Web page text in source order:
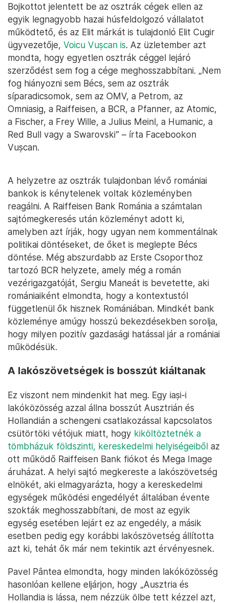
Bojkottot jelentett be az osztrák cégek ellen az
egyik legnagyobb hazai húsfeldolgozó vállalatot
működtető, és az Elit márkát is tulajdonló Elit Cugir
ügyvezetője, Voicu Vușcan is. Az üzletember azt
mondta, hogy egyetlen osztrák céggel lejáró
szerződést sem fog a cége meghosszabbítani. „Nem
fog hiányozni sem Bécs, sem az osztrák
síparadicsomok, sem az OMV, a Petrom, az
Omniasig, a Raiffeisen, a BCR, a Pfanner, az Atomic,
a Fischer, a Frey Wille, a Julius Meinl, a Humanic, a
Red Bull vagy a Swarovski” – írta Facebookon
Vușcan.
A helyzetre az osztrák tulajdonban lévő romániai
bankok is kénytelenek voltak közleményben
reagálni. A Raiffeisen Bank Románia a számtalan
sajtómegkeresés után közleményt adott ki,
amelyben azt írják, hogy ugyan nem kommentálnak
politikai döntéseket, de őket is meglepte Bécs
döntése. Még abszurdabb az Erste Csoporthoz
tartozó BCR helyzete, amely még a román
vezérigazgatóját, Sergiu Maneát is bevetette, aki
romániaiként elmondta, hogy a kontextustól
függetlenül ők hisznek Romániában. Mindkét bank
közleménye amúgy hosszú bekezdésekben sorolja,
hogy milyen pozitív gazdasági hatással jár a romániai
működésük.
A lakószövetségek is bosszút kiáltanak
Ez viszont nem mindenkit hat meg. Egy iași-i
lakóközösség azzal állna bosszút Ausztrián és
Hollandián a schengeni csatlakozással kapcsolatos
csütörtöki vétójuk miatt, hogy kiköltöztetnék a
tömbházuk földszinti, kereskedelmi helyiségeiből az
ott működő Raiffeisen Bank fiókot és Mega Image
áruházat. A helyi sajtó megkereste a lakószövetség
elnökét, aki elmagyarázta, hogy a kereskedelmi
egységek működési engedélyét általában évente
szokták meghosszabbítani, de most az egyik
egység esetében lejárt ez az engedély, a másik
esetben pedig egy korábbi lakószövetség állította
azt ki, tehát ők már nem tekintik azt érvényesnek.
Pavel Pântea elmondta, hogy minden lakóközösség
hasonlóan kellene eljárjon, hogy „Ausztria és
Hollandia is lássa, nem nézzük ölbe tett kézzel azt,